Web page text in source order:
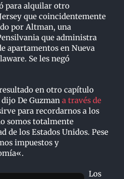
para alquilar otro
que coincidentemente
por Altman, una
que administra
apartamentos en Nueva
Se les negó
en otro capítulo
dijo De Guzman a través de
para recordarnos a los
somos totalmente
de los Estados Unidos. Pese
impuestos y
«.
Los